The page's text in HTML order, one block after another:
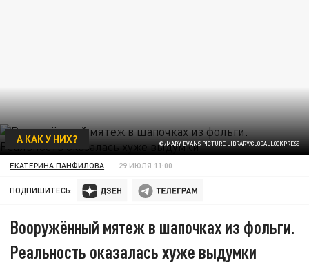
©/MARY EVANS PICTURE LIBRARY/GLOBALLOOKPRESS
А КАК У НИХ?
ЕКАТЕРИНА ПАНФИЛОВА 29 ИЮЛЯ 11:00
ПОДПИШИТЕСЬ:
Вооружённый мятеж в шапочках из фольги.
Реальность оказалась хуже выдумки